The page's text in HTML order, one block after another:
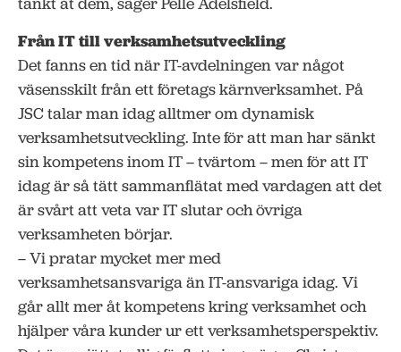
Från IT till verksamhetsutveckling
Det fanns en tid när IT-avdelningen var något
väsensskilt från ett företags kärnverksamhet. På
JSC talar man idag alltmer om dynamisk
verksamhetsutveckling. Inte för att man har sänkt
sin kompetens inom IT – tvärtom – men för att IT
idag är så tätt sammanflätat med vardagen att det
är svårt att veta var IT slutar och övriga
verksamheten börjar.
– Vi pratar mycket mer med
verksamhetsansvariga än IT-ansvariga idag. Vi
går allt mer åt kompetens kring verksamhet och
hjälper våra kunder ur ett verksamhetsperspektiv.